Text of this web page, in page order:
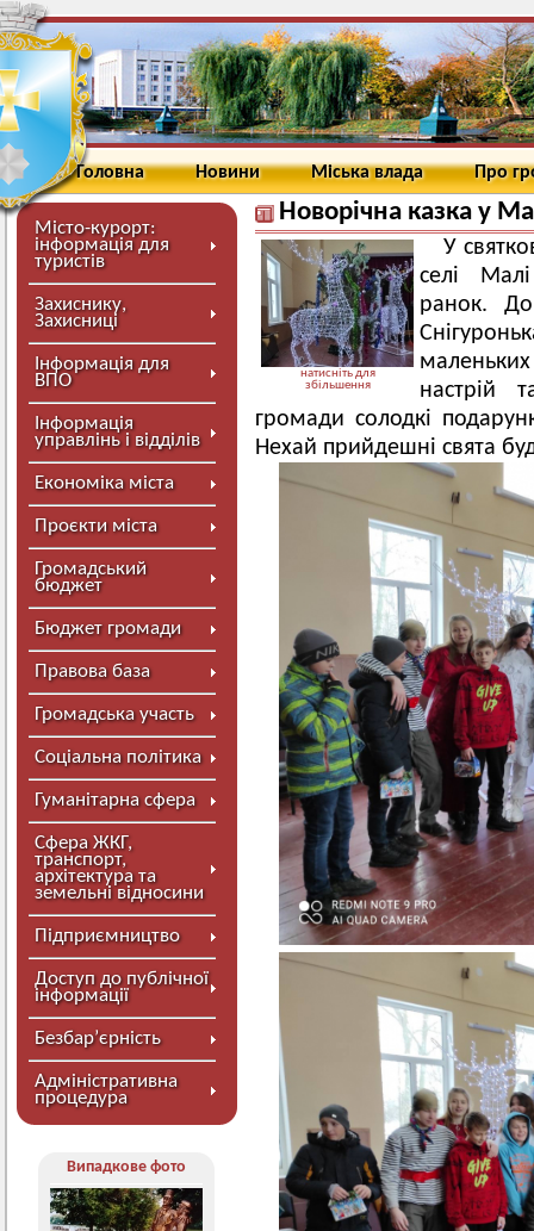
Головна Новини Міська влада Про
Місто-курорт:
інформація для
туристів
Захиснику,
Захисниці
Інформація для
ВПО
Інформація
управлінь і відділів
Економіка міста
Проєкти міста
Громадський
бюджет
Бюджет громади
Правова база
Громадська участь
Соціальна політика
Гуманітарна сфера
Сфера ЖКГ,
транспорт,
архітектура та
земельні відносини
Підприємництво
Доступ до публічної
інформації
Безбар’єрність
Адміністративна
процедура
Випадкове фото
Новорічна казка у
натисніть для
збільшення
У
селі
ранок.
настрій
громади солодкі
Нехай прийдешні свята